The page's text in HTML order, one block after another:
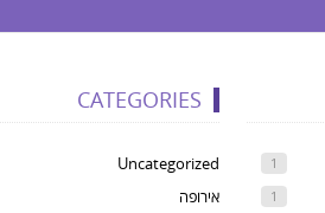
CATEGORIES
Uncategorized
אירופה
1
1